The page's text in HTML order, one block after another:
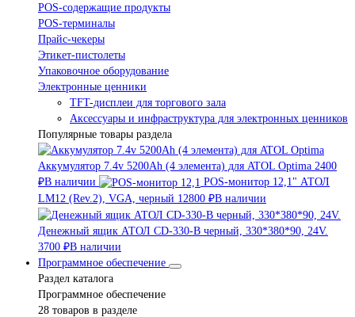
POS-содержащие продукты
POS-терминалы
Прайс-чекеры
Этикет-пистолеты
Упаковочное оборудование
Электронные ценники
TFT-дисплеи для торгового зала
Аксессуары и инфраструктура для электронных ценников
Популярные товары раздела
Аккумулятор 7.4v 5200Ah (4 элемента) для ATOL Optima 2400
₽В наличии
POS-монитор 12,1" АТОЛ
LM12 (Rev.2), VGA, черный 12800 ₽В наличии
Денежный ящик АТОЛ CD-330-B черный, 330*380*90, 24V.
3700 ₽В наличии
Программное обеспечение
Раздел каталога
Программное обеспечение
28 товаров в разделе